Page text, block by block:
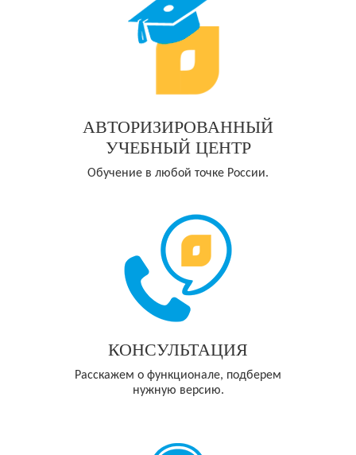
АВТОРИЗИРОВАННЫЙ
УЧЕБНЫЙ ЦЕНТР
Обучение в любой точке России.
КОНСУЛЬТАЦИЯ
Расскажем о функционале, подберем
нужную версию.